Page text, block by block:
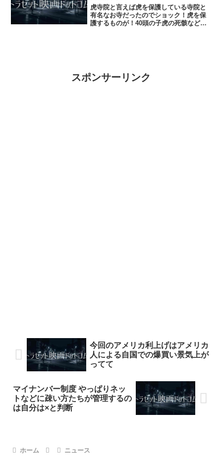
虎寺院と言えば虎を保護している寺院と
有名なお寺だったのでショック！虎を保
護するものが！40頭の子虎の死骸などを
スポンサーリンク
今回のアメリカ利上げはアメリカ
人による自国での爆買い景気上が
ってて
マイナンバー制度 やっぱりネッ
トなどに疎い方たちが管理するの
は自分は×と判断
ホーム ニュース